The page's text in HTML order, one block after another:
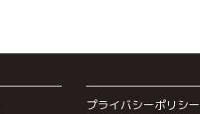
プライバシーポリシー